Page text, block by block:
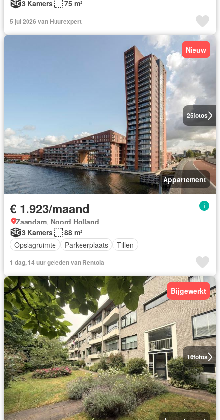
3 Kamers 75 m²
5 jul 2026 van Huurexpert
25fotos
Nieuw
Appartement
€ 1.923/maand
Zaandam, Noord Holland
3 Kamers
88 m²
Opslagruimte
Parkeerplaats Tillen
1 dag, 14 uur geleden van Rentola
16fotos
Bijgewerkt